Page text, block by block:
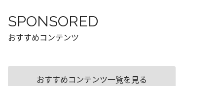
SPONSORED
おすすめコンテンツ
おすすめコンテンツ一覧を見る